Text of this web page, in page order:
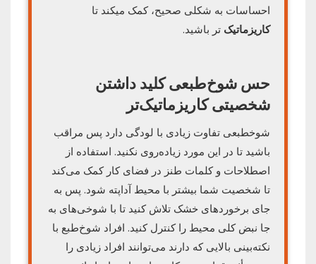
احساسات به شکلی صحیح، کمک می‎کند تا
کاریزماتیک ‌تر باشید.
حس شوخ‌طبعی کلید داشتن
شخصیتیکاریزماتیک‌تر
شوخ‎طبعی تفاوت زیادی با لودگی دارد پس مراقب
باشید تا در این مورد زیاده‌روی نکنید. استفاده از
اصطلاحات و کلمات طنز در فضای کار کمک می‌کند
تا شخصیت شما بیشتر با محیط آداپته شود. پس به
جای برخوردهای خشک تلاش کنید تا با شوخی‌های به
جا نبض کلی محیط را کنترل کنید. افراد شوخ‌طبع با
نکته‌بینی بالایی که دارند می‌توانند افراد زیادی را